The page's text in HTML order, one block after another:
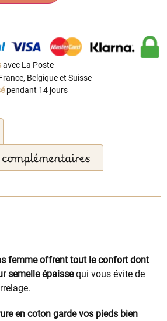
avec La Poste
Belgique et Suisse
pendant 14 jours
femme offrent tout le confort dont
semelle épaissequi vous évite de
en coton garde vos pieds bien